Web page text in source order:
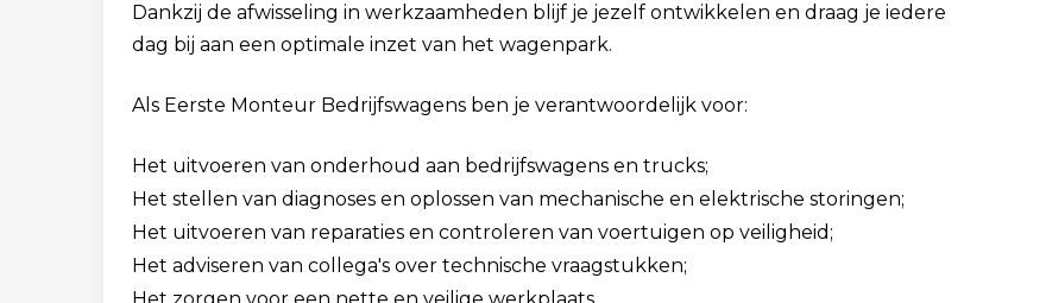
Dankzij de afwisseling in werkzaamheden blijf je jezelf ontwikkelen en draag je iedere
dag bij aan een optimale inzet van het wagenpark.
Als Eerste Monteur Bedrijfswagens ben je verantwoordelijk voor:
Het uitvoeren van onderhoud aan bedrijfswagens en trucks;
Het stellen van diagnoses en oplossen van mechanische en elektrische storingen;
Het uitvoeren van reparaties en controleren van voertuigen op veiligheid;
Het adviseren van collega's over technische vraagstukken;